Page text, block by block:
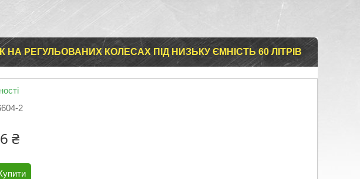
НА РЕГУЛЬОВАНИХ КОЛЕСАХ ПІД НИЗЬКУ ЄМНІСТЬ 60 ЛІТРІВ
2
₴